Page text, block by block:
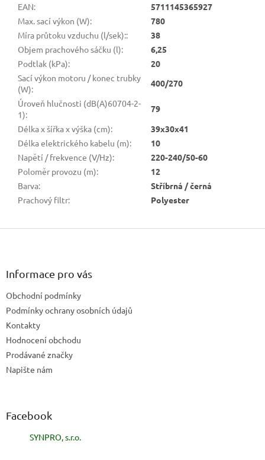
EAN:
5711145365927
Max. sací výkon (W):
780
Míra průtoku vzduchu (l/sek)::
38
Objem prachového sáčku (l):
6,25
Podtlak (kPa):
20
Sací výkon motoru / konec trubky
(W):
400/270
Úroveň hlučnosti (dB(A)60704-2-
1):
79
Délka x šířka x výška (cm):
39x30x41
Délka elektrického kabelu (m):
10
Napětí / frekvence (V/Hz):
220-240/50-60
Poloměr provozu (m):
12
Barva:
Stříbrná / černá
Prachový filtr: Polyester
Z
Informace pro vás
Obchodní podmínky
Podmínky ochrany osobních údajů
Kontakty
Hodnocení obchodu
Prodávané značky
Napište nám
Facebook
SYNPRO, s.r.o.